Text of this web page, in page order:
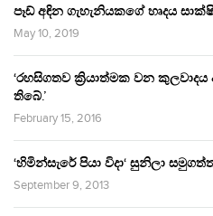
පෑඩ් අඳින ගැහැනියකගේ හෘදය
May 10, 2019
‘රහසිගතව ක්‍රියාත්මක වන
තිබේ.’
February 15, 2016
‘හිමින්සැරේ පියා විදා‘ සුනිලා
September 9, 2013